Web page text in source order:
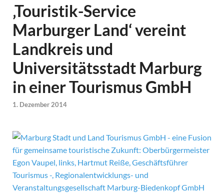
‚Touristik-Service
Marburger Land‘ vereint
Landkreis und
Universitätsstadt Marburg
in einer Tourismus GmbH
1. Dezember 2014